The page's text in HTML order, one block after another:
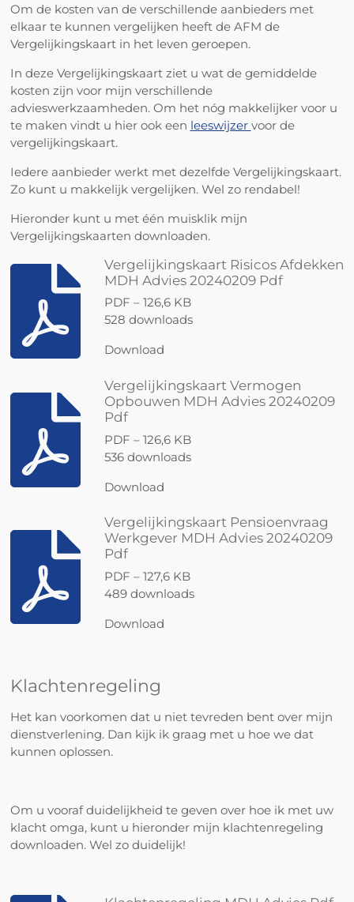
Om de kosten van de verschillende aanbieders met
elkaar te kunnen vergelijken heeft de AFM de
Vergelijkingskaart in het leven geroepen.
In deze Vergelijkingskaart ziet u wat de gemiddelde
kosten zijn voor mijn verschillende
advieswerkzaamheden. Om het nóg makkelijker voor u
te maken vindt u hier ook een leeswijzer voor de
vergelijkingskaart.
Iedere aanbieder werkt met dezelfde Vergelijkingskaart.
Zo kunt u makkelijk vergelijken. Wel zo rendabel!
Hieronder kunt u met één muisklik mijn
Vergelijkingskaarten downloaden.
Vergelijkingskaart Risicos Afdekken
MDH Advies 20240209 Pdf
PDF – 126,6 KB
528 downloads
Download
Vergelijkingskaart Vermogen
Opbouwen MDH Advies 20240209
Pdf
PDF – 126,6 KB
536 downloads
Download
Vergelijkingskaart Pensioenvraag
Werkgever MDH Advies 20240209
Pdf
PDF – 127,6 KB
489 downloads
Download
Klachtenregeling
Het kan voorkomen dat u niet tevreden bent over mijn
dienstverlening. Dan kijk ik graag met u hoe we dat
kunnen oplossen.
Om u vooraf duidelijkheid te geven over hoe ik met uw
klacht omga, kunt u hieronder mijn klachtenregeling
downloaden. Wel zo duidelijk!